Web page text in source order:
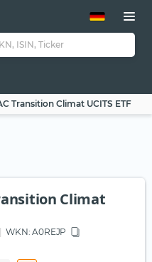
Transition Climat UCITS ETF
Climat
WKN: A0REJP